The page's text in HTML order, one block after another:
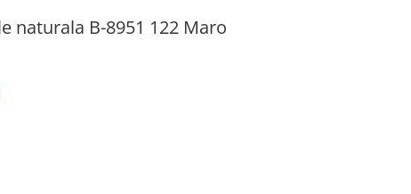
naturala B-8951 122 Maro